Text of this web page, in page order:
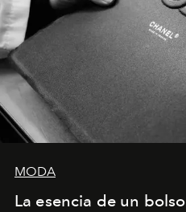
MODA
La esencia de un bolso